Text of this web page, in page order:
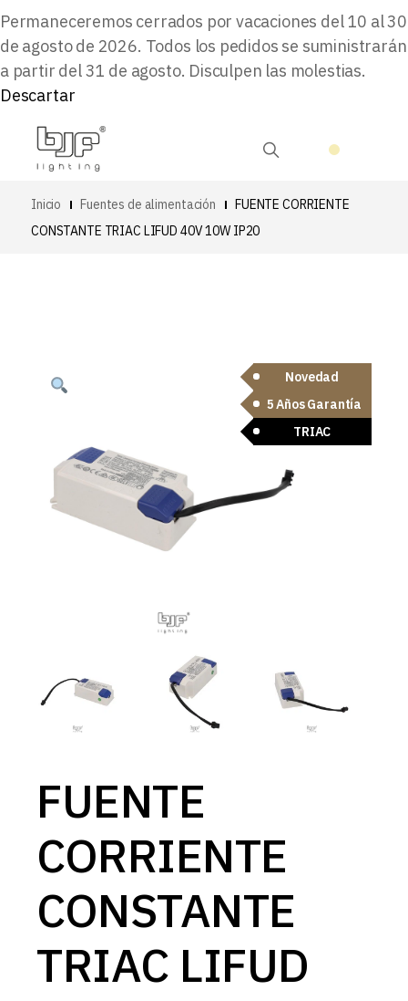
Permaneceremos cerrados por vacaciones del 10 al 30
de agosto de 2026. Todos los pedidos se suministrarán
a partir del 31 de agosto. Disculpen las molestias.
Descartar
Inicio Fuentes de alimentación
FUENTE CORRIENTE
CONSTANTE TRIAC LIFUD 40V 10W IP20
Novedad
5 Años Garantía
TRIAC
FUENTE
CORRIENTE
CONSTANTE
TRIAC LIFUD